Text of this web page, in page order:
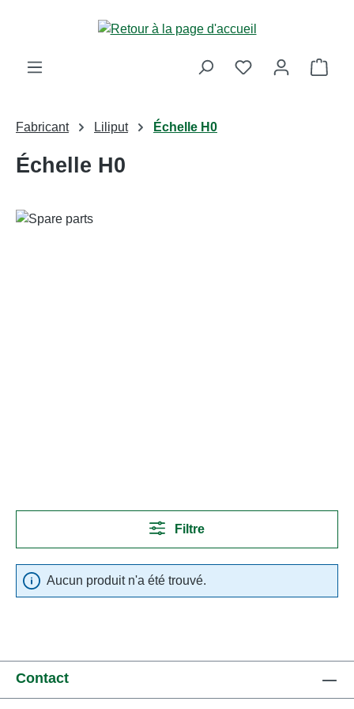
Passer au contenu principal
Le
Fabricant Liliput Échelle H0
Échelle H0
Filtre
Aucun produit n'a été trouvé.
Contact